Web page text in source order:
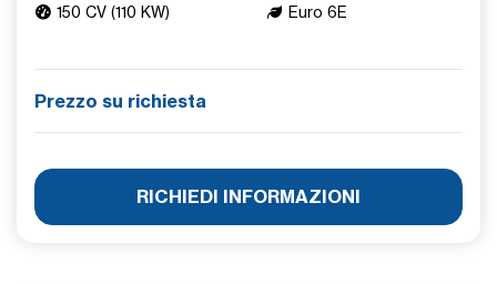
150 CV (110 KW)
Euro 6E
Prezzo su richiesta
RICHIEDI INFORMAZIONI